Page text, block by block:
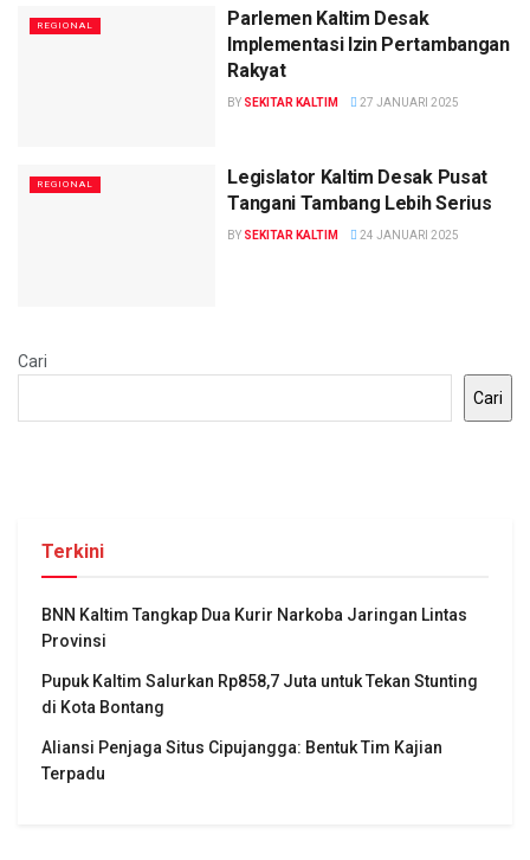
REGIONAL
Parlemen Kaltim Desak
Implementasi Izin Pertambangan
Rakyat
BY SEKITAR KALTIM 27 JANUARI 2025
REGIONAL
Legislator Kaltim Desak Pusat
Tangani Tambang Lebih Serius
BY SEKITAR KALTIM 24 JANUARI 2025
Cari
Cari
Terkini
BNN Kaltim Tangkap Dua Kurir Narkoba Jaringan Lintas
Provinsi
Pupuk Kaltim Salurkan Rp858,7 Juta untuk Tekan Stunting
di Kota Bontang
Aliansi Penjaga Situs Cipujangga: Bentuk Tim Kajian
Terpadu